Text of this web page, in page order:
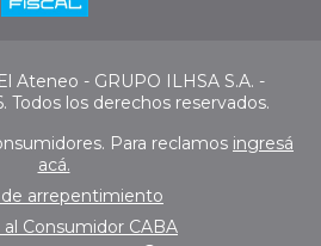
Ateneo - GRUPO ILHSA S.A. -
Todos los derechos reservados.
Para reclamos ingresá
acá.
arrepentimiento
al Consumidor CABA